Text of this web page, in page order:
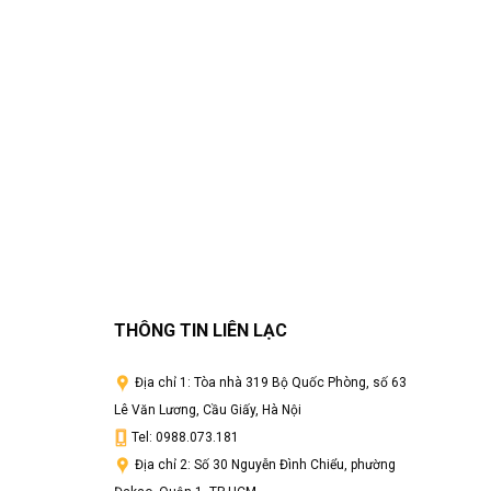
THÔNG TIN LIÊN LẠC
Địa chỉ 1: Tòa nhà 319 Bộ Quốc Phòng, số 63
Lê Văn Lương, Cầu Giấy, Hà Nội
Tel: 0988.073.181
Địa chỉ 2: Số 30 Nguyễn Đình Chiểu, phường